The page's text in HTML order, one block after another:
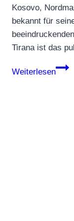
Kosovo,
bekannt für
Tirana ist das
Weiterlesen